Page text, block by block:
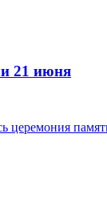
21 июня